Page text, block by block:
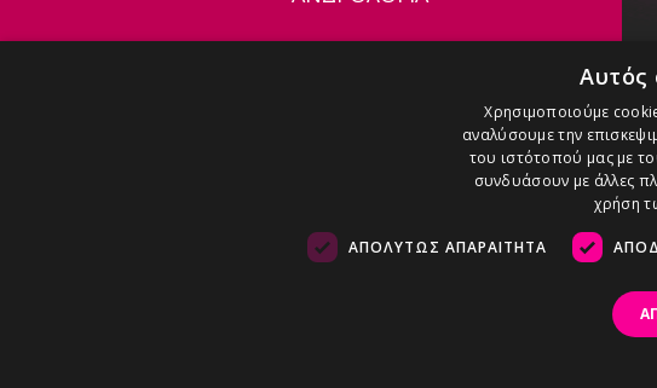
ΔΕΡΜΑΤΟΛΟΓΙΚΟ
Αυτός
Χρησιμοποιούμε
αναλύσουμε την
του ιστότοπού μας με
συνδυάσουν με άλλες
χρήση
ΑΠΟΛΎΤΩΣ ΑΠΑΡΑΊΤΗΤΑ